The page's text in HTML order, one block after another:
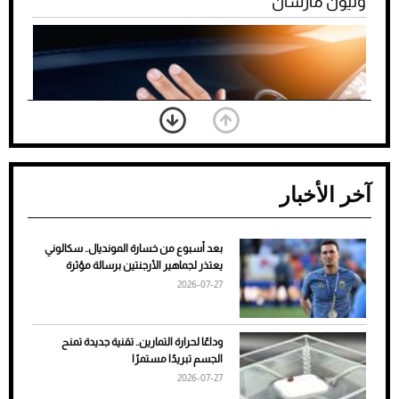
ضعف تبريد مكيف السيارة عند الوقوف.. أشهر
الأسباب والحلول
آخر الأخبار
بعد أسبوع من خسارة المونديال.. سكالوني
يعتذر لجماهير الأرجنتين برسالة مؤثرة
2026-07-27
وداعًا لحرارة التمارين.. تقنية جديدة تمنح
الجسم تبريدًا مستمرًا
2026-07-27